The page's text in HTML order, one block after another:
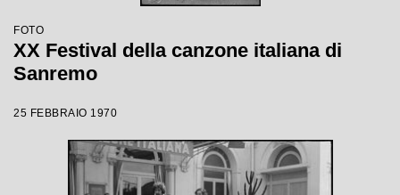
FOTO
XX Festival della canzone italiana di
Sanremo
25 FEBBRAIO 1970